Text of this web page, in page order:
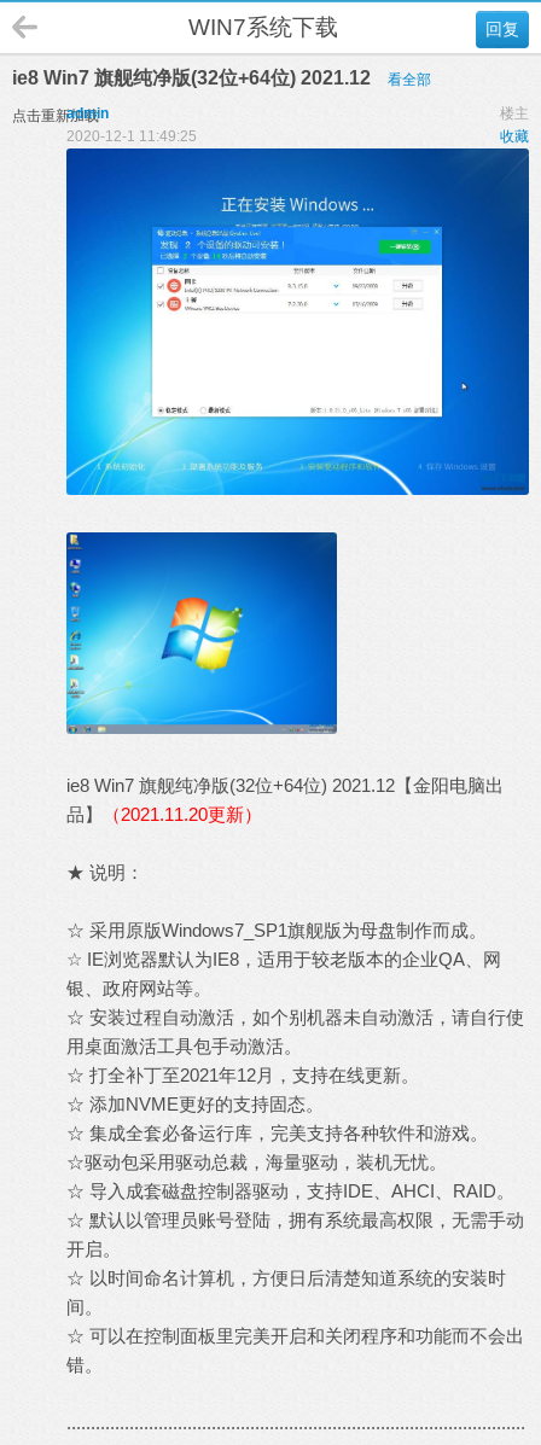
回复
WIN7系统下载
ie8 Win7 旗舰纯净版(32位+64位) 2021.12 看全部
点击重新加载 楼主
admin
收藏
2020-12-1 11:49:25
ie8 Win7 旗舰纯净版(32位+64位) 2021.12【金阳电脑出
品】
（2021.11.20更新）
★ 说明：
☆ 采用原版Windows7_SP1旗舰版为母盘制作而成。
☆ IE浏览器默认为IE8，适用于较老版本的企业QA、网
银、政府网站等。
☆ 安装过程自动激活，如个别机器未自动激活，请自行使
用桌面激活工具包手动激活。
☆ 打全补丁至2021年12月，支持在线更新。
☆ 添加NVME更好的支持固态。
☆ 集成全套必备运行库，完美支持各种软件和游戏。
☆驱动包采用驱动总裁，海量驱动，装机无忧。
☆ 导入成套磁盘控制器驱动，支持IDE、AHCI、RAID。
☆ 默认以管理员账号登陆，拥有系统最高权限，无需手动
开启。
☆ 以时间命名计算机，方便日后清楚知道系统的安装时
间。
☆ 可以在控制面板里完美开启和关闭程序和功能而不会出
错。
...............................................................................................